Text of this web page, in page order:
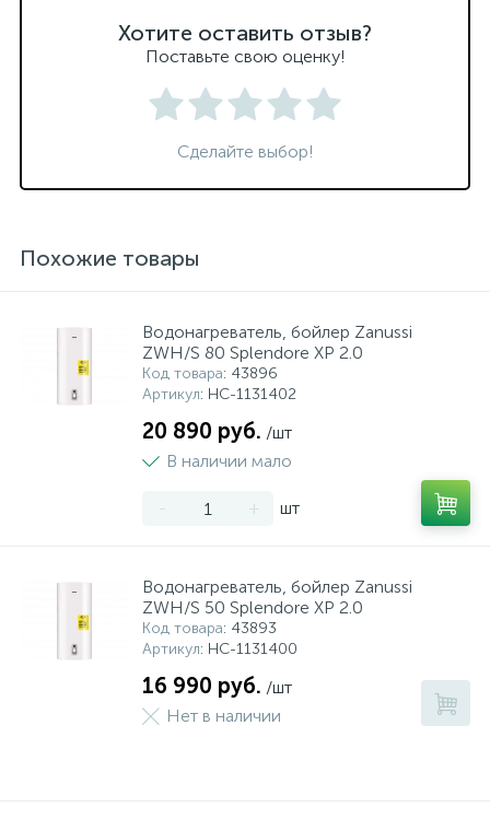
Хотите оставить отзыв?
Поставьте свою оценку!
Сделайте выбор!
Похожие товары
Водонагреватель, бойлер Zanussi
ZWH/S 80 Splendore XP 2.0
Код товара: 43896
Артикул: НС-1131402
20 890 руб. /шт
В наличии мало
- + шт
Водонагреватель, бойлер Zanussi
ZWH/S 50 Splendore XP 2.0
Код товара: 43893
Артикул: НС-1131400
16 990 руб. /шт
Нет в наличии